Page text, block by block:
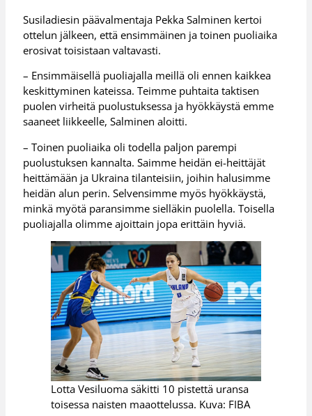
Susiladiesin päävalmentaja Pekka Salminen kertoi
ottelun jälkeen, että ensimmäinen ja toinen puoliaika
erosivat toisistaan valtavasti.
– Ensimmäisellä puoliajalla meillä oli ennen kaikkea
keskittyminen kateissa. Teimme puhtaita taktisen
puolen virheitä puolustuksessa ja hyökkäystä emme
saaneet liikkeelle, Salminen aloitti.
– Toinen puoliaika oli todella paljon parempi
puolustuksen kannalta. Saimme heidän ei-heittäjät
heittämään ja Ukraina tilanteisiin, joihin halusimme
heidän alun perin. Selvensimme myös hyökkäystä,
minkä myötä paransimme sielläkin puolella. Toisella
puoliajalla olimme ajoittain jopa erittäin hyviä.
Lotta Vesiluoma säkitti 10 pistettä uransa
toisessa naisten maaottelussa. Kuva: FIBA